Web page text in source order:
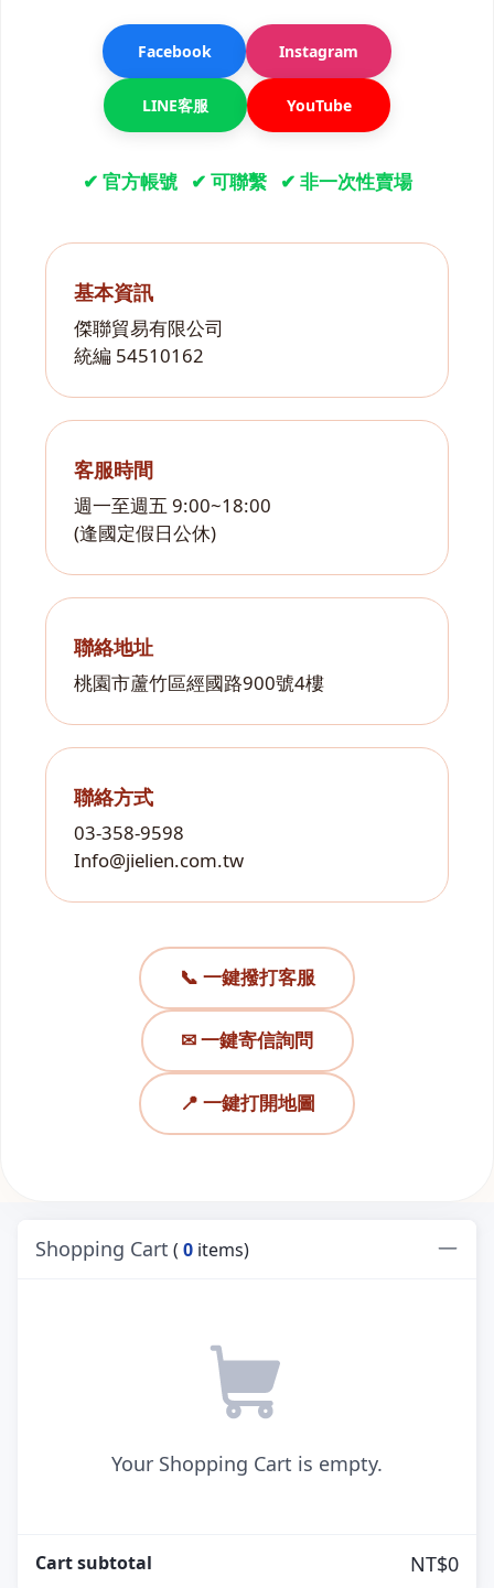
Facebook Instagram
LINE客服 YouTube
✔ 官方帳號 ✔ 可聯繫 ✔ 非一次性賣場
基本資訊
傑聯貿易有限公司
統編 54510162
客服時間
週一至週五 9:00~18:00
(逢國定假日公休)
聯絡地址
桃園市蘆竹區經國路900號4樓
聯絡方式
03-358-9598
Info@jielien.com.tw
📞 一鍵撥打客服
✉ 一鍵寄信詢問
📍 一鍵打開地圖
Shopping Cart ( 0 items)
Your Shopping Cart is empty.
Cart subtotal NT$0